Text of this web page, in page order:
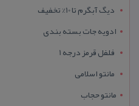
دیگ آبگرم تا 10% تخفیف
ادویه جات بسته بندی
فلفل قرمز درجه 1
مانتو اسلامی
مانتو حجاب